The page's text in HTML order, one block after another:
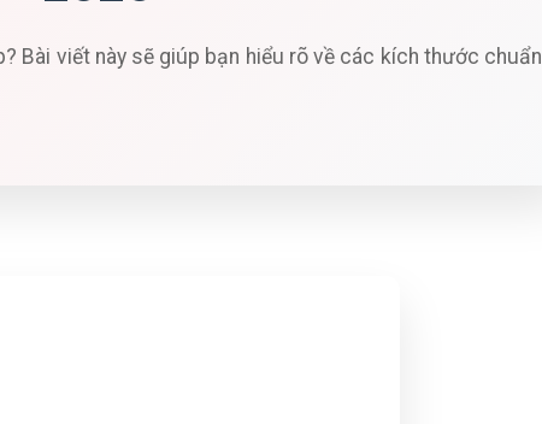
Bài viết này sẽ giúp bạn hiểu rõ về các kích thước chuẩn